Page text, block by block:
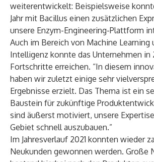
weiterentwickelt: Beispielsweise
Jahr mit Bacillus einen zusätzlichen
unsere Enzym-Engineering-Plattform
Auch im Bereich von Machine Learning
Intelligenz konnte das Unternehmen in
Fortschritte erreichen. “In diesem
haben wir zuletzt einige sehr
Ergebnisse erzielt. Das Thema ist ein
Baustein für zukünftige
sind äußerst motiviert, unsere
Gebiet schnell auszubauen.”
Im Jahresverlauf 2021 konnten wieder
Neukunden gewonnen werden. Große